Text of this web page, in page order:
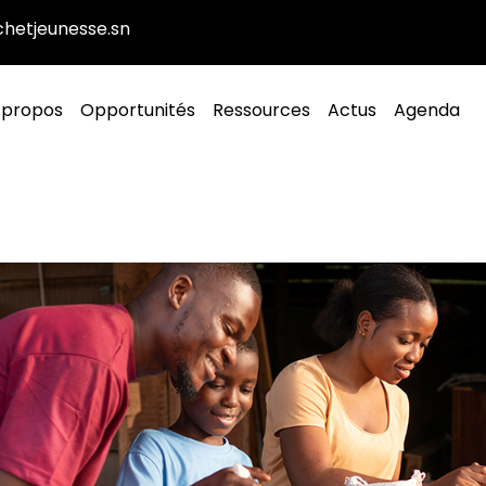
principale
Opportunités Ressources Actus Agenda